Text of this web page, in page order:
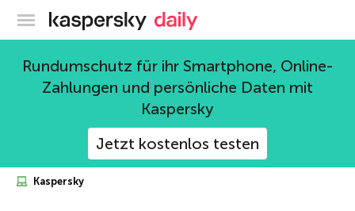
Offizieller Blog von Kaspersky
Rundumschutz für ihr Smartphone, Online-
Zahlungen und persönliche Daten mit
Kaspersky
Jetzt kostenlos testen
Kaspersky